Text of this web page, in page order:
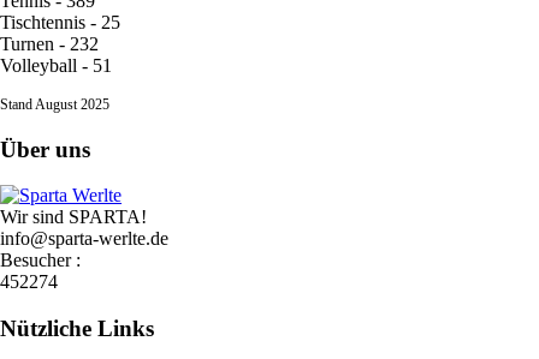
Tischtennis - 25
Turnen - 232
Volleyball - 51
Stand August 2025
Über uns
Wir sind SPARTA!
info@sparta-werlte.de
Besucher :
452274
Nützliche Links